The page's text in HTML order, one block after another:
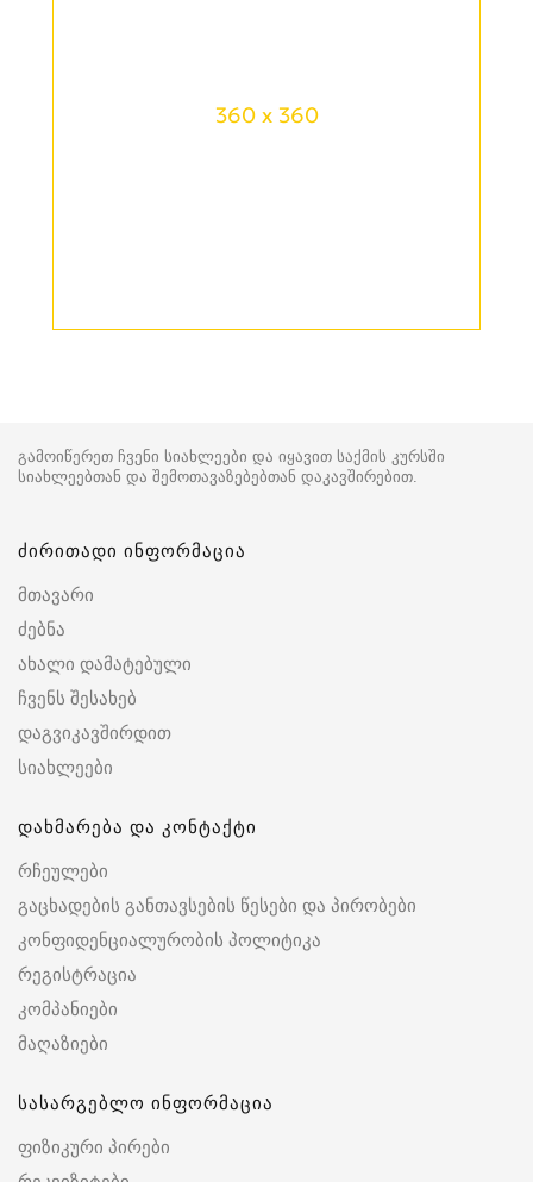
360 x 360
გამოიწერეთ ჩვენი სიახლეები და იყავით საქმის კურსში
სიახლეებთან და შემოთავაზებებთან დაკავშირებით.
ძირითადი ინფორმაცია
მთავარი
ძებნა
ახალი დამატებული
ჩვენს შესახებ
დაგვიკავშირდით
სიახლეები
დახმარება და კონტაქტი
რჩეულები
გაცხადების განთავსების წესები და პირობები
კონფიდენციალურობის პოლიტიკა
რეგისტრაცია
კომპანიები
მაღაზიები
სასარგებლო ინფორმაცია
ფიზიკური პირები